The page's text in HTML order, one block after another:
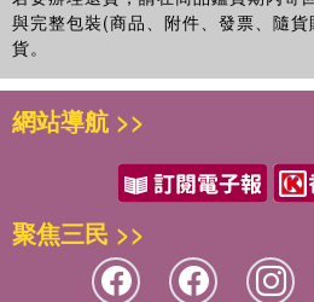
與完整包裝(商品、附件、發票、隨
貨。
網站導航 >>
聚焦三民 >>